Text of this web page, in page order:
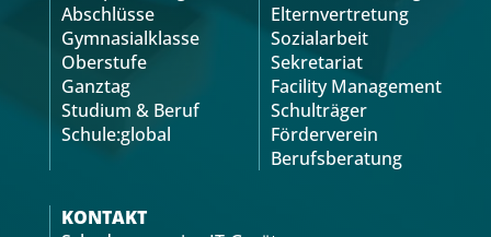
Abschlüsse
Gymnasialklasse
Oberstufe
Ganztag
Studium & Beruf
Schule:global
Elternvertretung
Sozialarbeit
Sekretariat
Facility Management
Schulträger
Förderverein
Berufsberatung
KONTAKT